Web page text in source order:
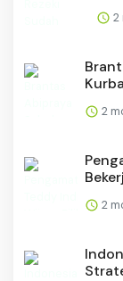
2
2
2